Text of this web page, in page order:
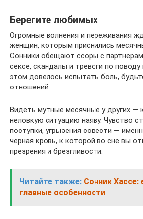
Берегите любимых
Огромные волнения и переживания
женщин, которым приснились
Сонники обещают ссоры с
сексе, скандалы и тревоги по поводу
этом довелось испытать боль,
отношений.
Видеть мутные месячные у других —
неловкую ситуацию наяву. Чувство
поступки, угрызения совести —
черная кровь, к которой во сне вы
презрения и брезгливости.
Читайте также: Сонник Хассе:
главные особенности